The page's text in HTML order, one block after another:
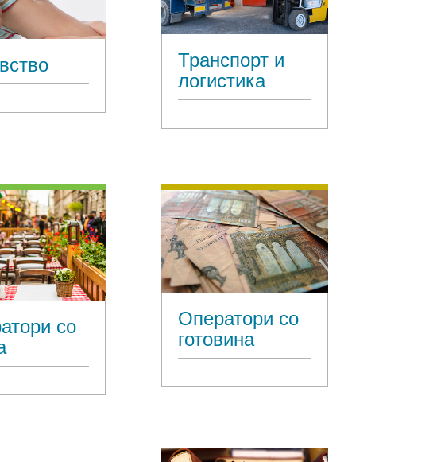
Транспорт и
логистика
со
Оператори со
готовина